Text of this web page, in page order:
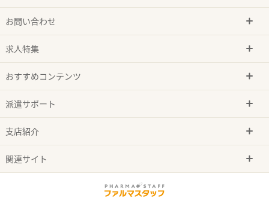
お問い合わせ
求人特集
おすすめコンテンツ
派遣サポート
支店紹介
関連サイト